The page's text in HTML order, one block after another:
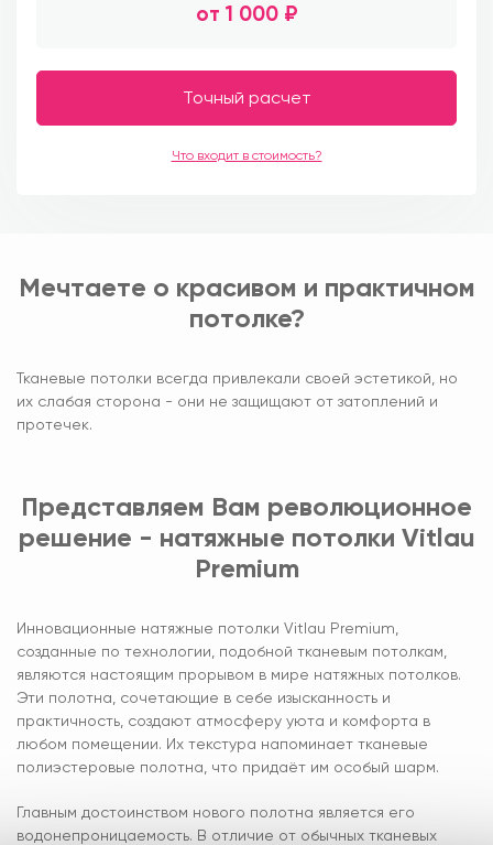
от 1 000₽
Точный расчет
Что входит в стоимость?
Мечтаете о красивом и практичном
потолке?
Тканевые потолки всегда привлекали своей эстетикой, но
их слабая сторона - они не защищают от затоплений и
протечек.
Представляем Вам революционное
решение - натяжные потолки Vitlau
Premium
Инновационные натяжные потолки Vitlau Premium,
созданные по технологии, подобной тканевым потолкам,
являются настоящим прорывом в мире натяжных потолков.
Эти полотна, сочетающие в себе изысканность и
практичность, создают атмосферу уюта и комфорта в
любом помещении. Их текстура напоминает тканевые
полиэстеровые полотна, что придаёт им особый шарм.
Главным достоинством нового полотна является его
водонепроницаемость. В отличие от обычных тканевых